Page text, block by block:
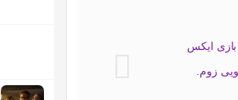
بازی ایکس
زوم.